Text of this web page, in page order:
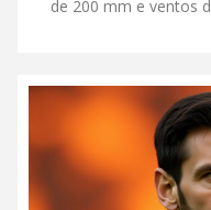
de 200 mm e ventos